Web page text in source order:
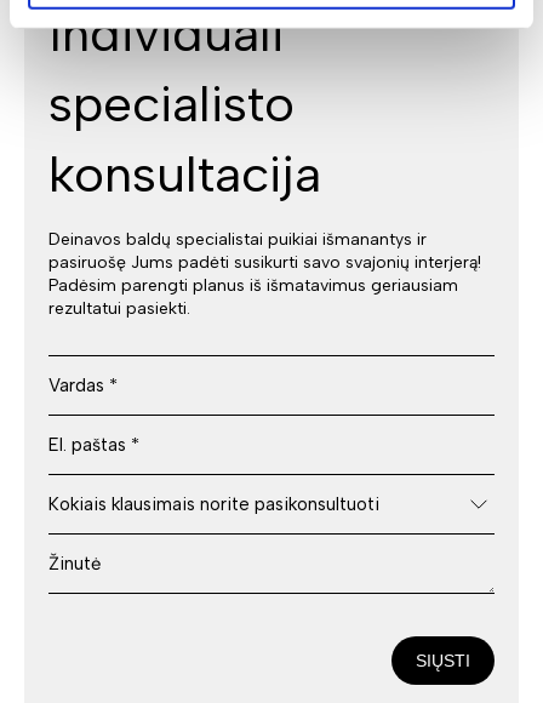
Individuali
specialisto
konsultacija
Deinavos baldų specialistai puikiai išmanantys ir
pasiruošę Jums padėti susikurti savo svajonių interjerą!
Padėsim parengti planus iš išmatavimus geriausiam
rezultatui pasiekti.
SIŲSTI